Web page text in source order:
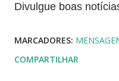
Divulgue boas
MARCADORES:
COMPARTILHAR